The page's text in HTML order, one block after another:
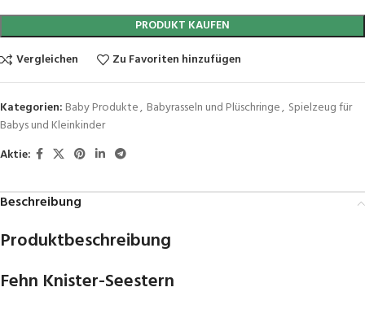
PRODUKT KAUFEN
Vergleichen
Zu Favoriten hinzufügen
Kategorien: Baby Produkte, Babyrasseln und Plüschringe, Spielzeug für
Babys und Kleinkinder
Aktie:
Beschreibung
Produktbeschreibung
Fehn Knister-Seestern